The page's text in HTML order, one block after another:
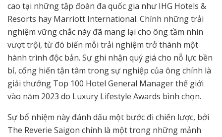
cao tại những tập đoàn đa quốc gia như IHG Hotels &
Resorts hay Marriott International. Chính những trải
nghiệm vững chắc này đã mang lại cho ông tầm nhìn
vượt trội, từ đó biến mỗi trải nghiệm trở thành một
hành trình độc bản. Sự ghi nhận quý giá cho nỗ lực bền
bỉ, cống hiến tận tâm trong sự nghiệp của ông chính là
giải thưởng Top 100 Hotel General Manager thế giới
vào năm 2023 do Luxury Lifestyle Awards bình chọn.
Sự bổ nhiệm này đánh dấu một bước đi chiến lược, bởi
The Reverie Saigon chính là một trong những mảnh